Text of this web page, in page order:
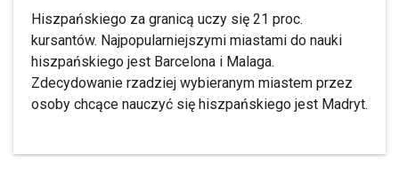
Hiszpańskiego za granicą uczy się 21 proc.
kursantów. Najpopularniejszymi miastami do nauki
hiszpańskiego jest Barcelona i Malaga.
Zdecydowanie rzadziej wybieranym miastem przez
osoby chcące nauczyć się hiszpańskiego jest Madryt.